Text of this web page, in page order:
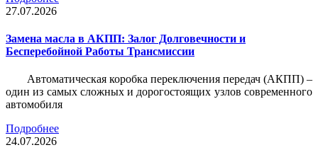
27.07.2026
Замена масла в АКПП: Залог Долговечности и
Бесперебойной Работы Трансмиссии
Автоматическая коробка переключения передач (АКПП) –
один из самых сложных и дорогостоящих узлов современного
автомобиля
Подробнее
24.07.2026